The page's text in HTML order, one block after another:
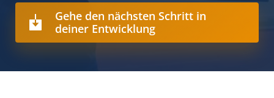
Gehe den nächsten Schritt in
deiner Entwicklung